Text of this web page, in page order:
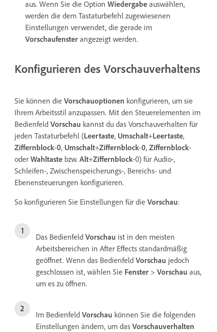
aus. Wenn Sie die Option Wiedergabe auswählen,
werden die dem Tastaturbefehl zugewiesenen
Einstellungen verwendet, die gerade im
Vorschaufenster angezeigt werden.
Konfigurieren des Vorschauverhaltens
Sie können die Vorschauoptionen konfigurieren, um sie
Ihrem Arbeitsstil anzupassen. Mit den Steuerelementen im
Bedienfeld Vorschau kannst du das Vorschauverhalten für
jeden Tastaturbefehl (Leertaste, Umschalt+Leertaste,
Ziffernblock-0, Umschalt+Ziffernblock-0, Ziffernblock-
oder Wahltaste bzw. Alt+Ziffernblock-0) für Audio-,
Schleifen-, Zwischenspeicherungs-, Bereichs- und
Ebenensteuerungen konfigurieren.
So konfigurieren Sie Einstellungen für die Vorschau:
Das Bedienfeld Vorschau ist in den meisten
Arbeitsbereichen in After Effects standardmäßig
geöffnet. Wenn das Bedienfeld Vorschau jedoch
geschlossen ist, wählen Sie Fenster > Vorschau aus,
um es zu öffnen.
Im Bedienfeld Vorschau können Sie die folgenden
Einstellungen ändern, um das Vorschauverhalten